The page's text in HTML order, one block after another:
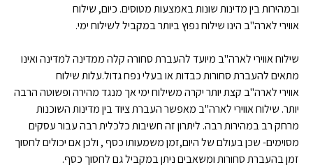
ובמהירות בין מדינות שונות באמצעות מטוסים. כיום, שילוח
אווירי לארה"ב הינו שילוח נפוץ ביותר במקביל לשילוח ימי.
שילוח אווירי לארה"ב מיועד להעברת סחורה קלה ממדינה למדינה ואינו
מתאים להעברת סחורות כבדות או בעלי נפח גדול.עלות שילוח
אווירי לארה"ב קצת יותר יקרה משילוח ימי אך מנגד מהירה ופשוטה הרבה
יותר. שילוח אווירי לארה"ב מאפשר העברת ציוד בין מדינות השוכנות
מרחק רב במהירות רבה. ליתרון זה חשיבות כלכלית רבה עבור עסקים
מסוימים- שכן בעולם של היום,זמן משמעותו כסף , ולכן אם יכולים לחסוך
זמן בהעברת סחורות ומשאבים ניתן במקביל גם לחסוך כסף.